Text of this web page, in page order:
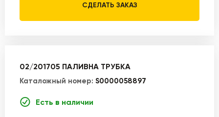
СДЕЛАТЬ ЗАКАЗ
02/201705 ПАЛИВНА ТРУБКА
Каталожный номер: S0000058897
Есть в наличии